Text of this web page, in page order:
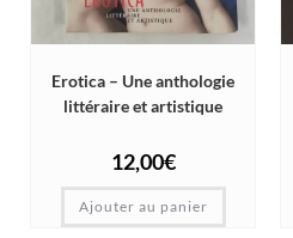
Erotica – Une anthologie
littéraire et artistique
12,00€
Ajouter au panier